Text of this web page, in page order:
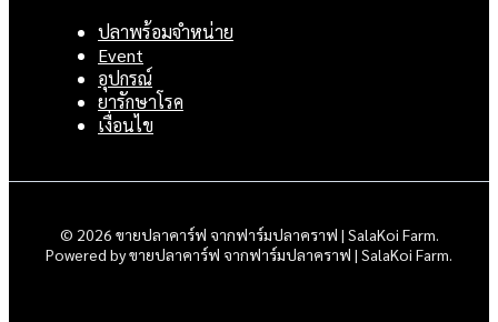
ปลาพร้อมจำหน่าย
Event
อุปกรณ์
ยารักษาโรค
เงื่อนไข
© 2026 ขายปลาคาร์ฟ จากฟาร์มปลาคราฟ | SalaKoi Farm.
Powered by ขายปลาคาร์ฟ จากฟาร์มปลาคราฟ | SalaKoi Farm.